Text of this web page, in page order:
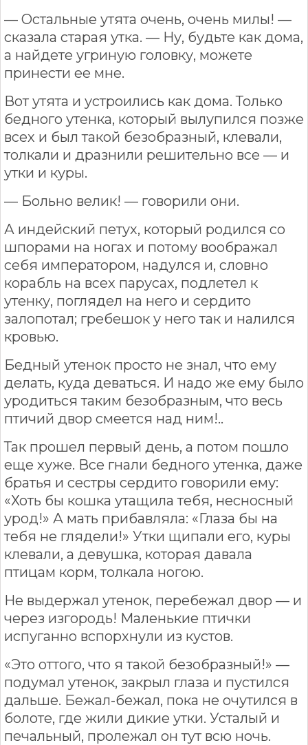
— Остальные утята очень, очень милы! —
сказала старая утка. — Ну, будьте как дома,
а найдете угриную головку, можете
принести ее мне.
Вот утята и устроились как дома. Только
бедного утенка, который вылупился позже
всех и был такой безобразный, клевали,
толкали и дразнили решительно все — и
утки и куры.
— Больно велик! — говорили они.
А индейский петух, который родился со
шпорами на ногах и потому воображал
себя императором, надулся и, словно
корабль на всех парусах, подлетел к
утенку, поглядел на него и сердито
залопотал; гребешок у него так и налился
кровью.
Бедный утенок просто не знал, что ему
делать, куда деваться. И надо же ему было
уродиться таким безобразным, что весь
птичий двор смеется над ним!..
Так прошел первый день, а потом пошло
еще хуже. Все гнали бедного утенка, даже
братья и сестры сердито говорили ему:
«Хоть бы кошка утащила тебя, несносный
урод!» А мать прибавляла: «Глаза бы на
тебя не глядели!» Утки щипали его, куры
клевали, а девушка, которая давала
птицам корм, толкала ногою.
Не выдержал утенок, перебежал двор — и
через изгородь! Маленькие птички
испуганно вспорхнули из кустов.
«Это оттого, что я такой безобразный!» —
подумал утенок, закрыл глаза и пустился
дальше. Бежал-бежал, пока не очутился в
болоте, где жили дикие утки. Усталый и
печальный, пролежал он тут всю ночь.